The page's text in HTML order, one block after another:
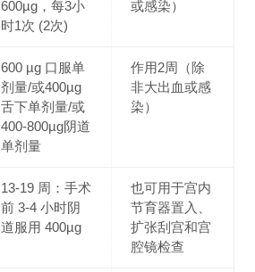
600µg，每3小
时1次 (2次)
或感染）
600 µg 口服单
剂量/或400µg
舌下单剂量/或
400-800µg阴道
单剂量
作用2周（除
非大出血或感
染）
13-19 周：手术
前 3-4 小时阴
道服用 400µg
也可用于宫内
节育器置入、
扩张刮宫和宫
腔镜检查